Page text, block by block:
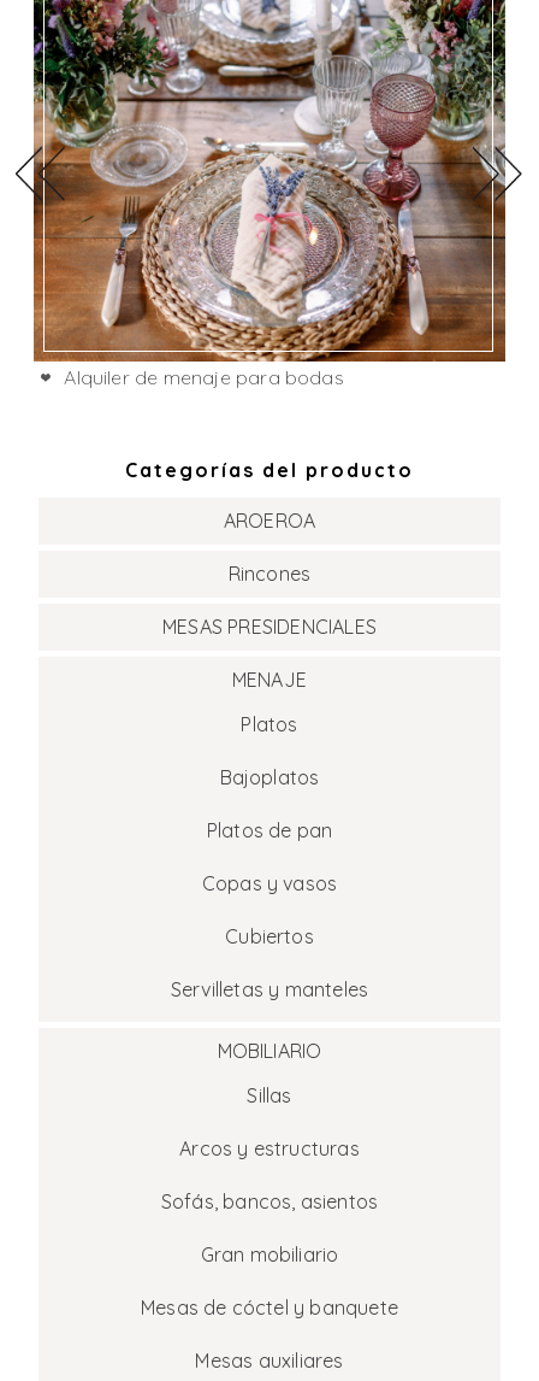
Alquiler de menaje para bodas
Categorías del producto
AROEROA
Rincones
MESAS PRESIDENCIALES
MENAJE
Platos
Bajoplatos
Platos de pan
Copas y vasos
Cubiertos
Servilletas y manteles
MOBILIARIO
Sillas
Arcos y estructuras
Sofás, bancos, asientos
Gran mobiliario
Mesas de cóctel y banquete
Mesas auxiliares